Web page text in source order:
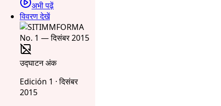
अभी पढ़ें
विवरण देखें
उद्घाटन अंक
Edición 1 · दिसंबर
2015